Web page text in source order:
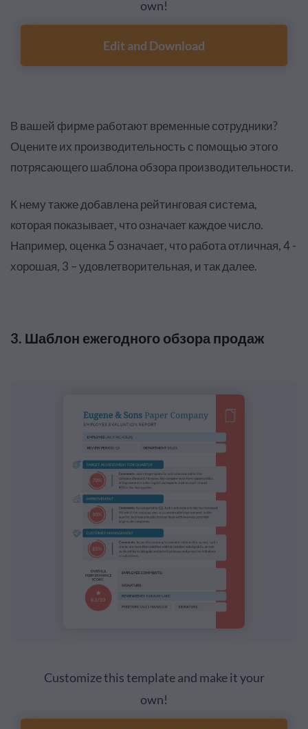
own!
Edit and Download
В вашей фирме работают временные сотрудники?
Оцените их производительность с помощью этого
потрясающего шаблона обзора производительности.
К нему также добавлена рейтинговая система,
которая показывает, что означает каждое число.
Например, оценка 5 означает, что работа отличная, 4 -
хорошая, 3 – удовлетворительная, и так далее.
3. Шаблон ежегодного обзора продаж
Customize this template and make it your
own!